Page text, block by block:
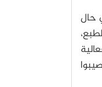
حال
أصيبوا